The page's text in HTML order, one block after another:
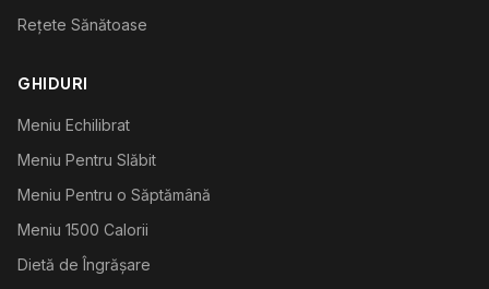
Rețete Sănătoase
GHIDURI
Meniu Echilibrat
Meniu Pentru Slăbit
Meniu Pentru o Săptămână
Meniu 1500 Calorii
Dietă de Îngrășare